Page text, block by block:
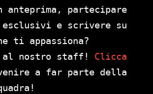
anteprima, partecipare
e scrivere su
ti appassiona?
nostro staff! Clicca
a far parte della